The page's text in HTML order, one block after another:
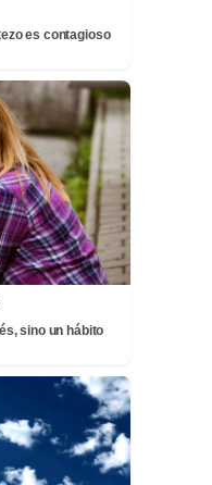
es contagioso
sino un hábito